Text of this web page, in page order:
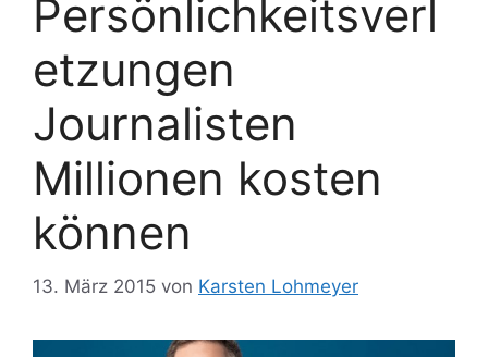
Persönlichkeitsverl
etzungen
Journalisten
Millionen kosten
können
13. März 2015 von Karsten Lohmeyer